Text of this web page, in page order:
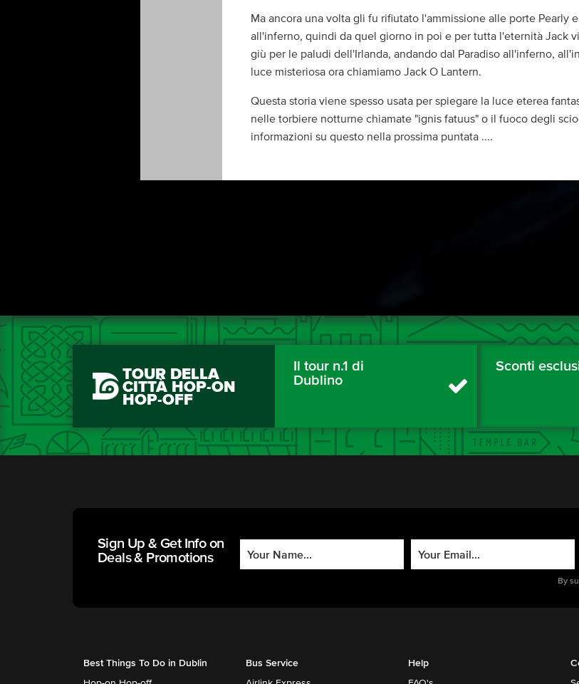
Ma ancora una volta gli fu rifiutato l'ammissione alle porte Pearly
all'inferno, quindi da quel giorno in poi e per tutta l'eternità Jack
giù per le paludi dell'Irlanda, andando dal Paradiso all'inferno,
luce misteriosa ora chiamiamo Jack O Lantern.
Questa storia viene spesso usata per spiegare la luce eterea
nelle torbiere notturne chiamate "ignis fatuus" o il fuoco degli
informazioni su questo nella prossima puntata ....
TOUR DELLA
CITTÀ HOP-ON
HOP-OFF
Il tour n.1 di
Dublino
Sconti
Sign Up & Get Info on
Deals & Promotions
By
Best Things To Do in Dublin
Bus Service
Help